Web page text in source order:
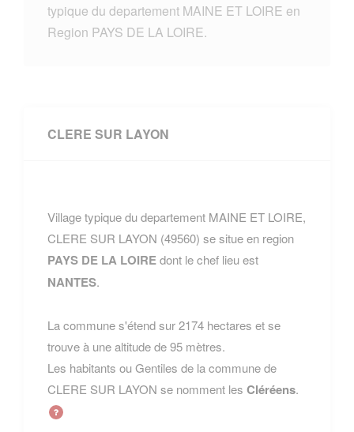
typique du departement MAINE ET LOIRE en
Region PAYS DE LA LOIRE.
CLERE SUR LAYON
Village typique du departement MAINE ET LOIRE,
CLERE SUR LAYON (49560) se situe en region
PAYS DE LA LOIREdont le chef lieu est
NANTES.
La commune s'étend sur 2174 hectares et se
trouve à une altitude de 95 mètres.
Les habitants ou Gentiles de la commune de
CLERE SUR LAYON se nomment les Cléréens.